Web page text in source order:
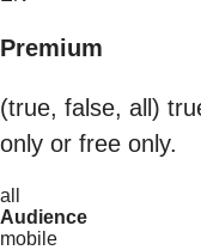
Premium
(true, false, all)
only or free only.
all
Audience
mobile